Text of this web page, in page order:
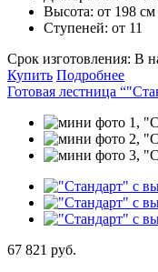
Высота: от 198 см
Ступеней: от 11
Срок изготовления: В
Купить Подробнее
Готовая лестница
67 821 руб.